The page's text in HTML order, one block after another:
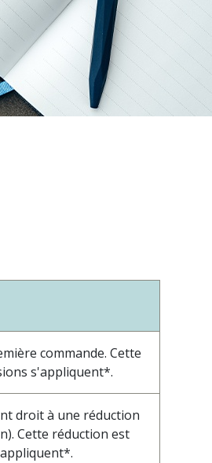
commande. Cette
s'appliquent*.
droit à une réduction
Cette réduction est